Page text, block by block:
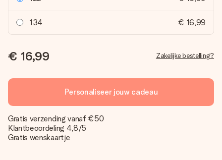
134 € 16,99
€ 16,99 Zakelijke bestelling?
Personaliseer jouw cadeau
Gratis verzending vanaf €50
Klantbeoordeling 4,8/5
Gratis wenskaartje